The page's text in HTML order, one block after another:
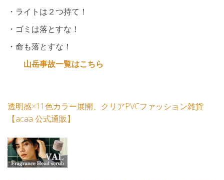
・ライトは２つ持て！
・ゴミは落とすな！
・命も落とすな！
山岳事故一覧はこちら
透明感×11色カラー展開、クリアPVCファッション雑貨
【acaa 公式通販】